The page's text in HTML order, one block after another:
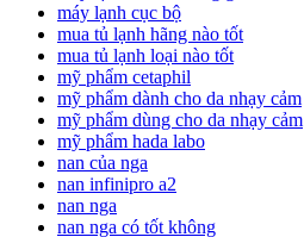
máy lạnh cục bộ
mua tủ lạnh hãng nào tốt
mua tủ lạnh loại nào tốt
mỹ phẩm cetaphil
mỹ phẩm dành cho da nhạy cảm
mỹ phẩm dùng cho da nhạy cảm
mỹ phẩm hada labo
nan của nga
nan infinipro a2
nan nga
nan nga có tốt không